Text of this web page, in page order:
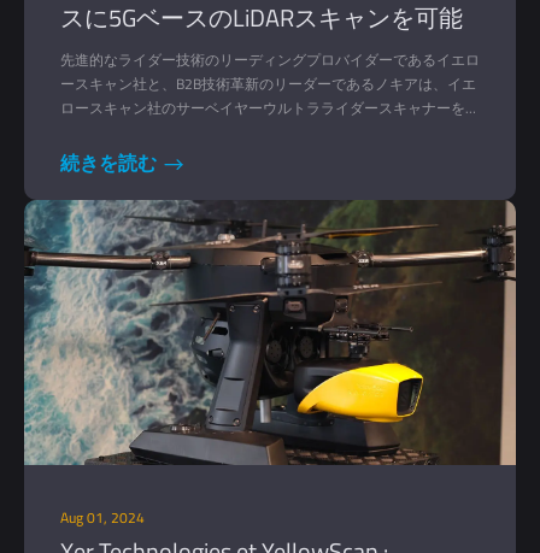
スに5GベースのLiDARスキャンを可能
にする戦略的パートナーシップを発表
先進的なライダー技術のリーディングプロバイダーであるイエロ
ースキャン社と、B2B技術革新のリーダーであるノキアは、イエ
ロースキャン社のサーベイヤーウルトラライダースキャナーをノ
で、産業オペレーションに革命を起こすことを目的とした戦略的
パートナーシップを発表します。
続きを読む
Aug 01, 2024